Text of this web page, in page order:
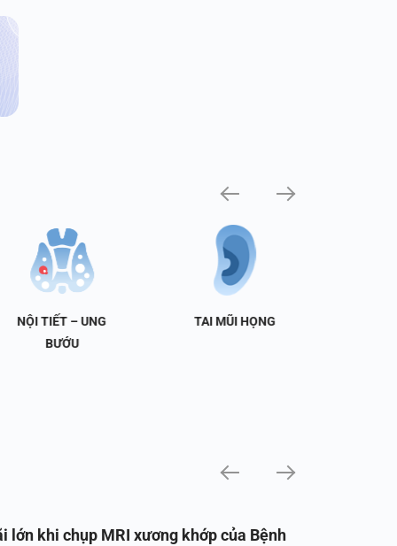
NỘI TIẾT – UNG
BƯỚU
TAI MŨI HỌNG
lớn khi chụp MRI xương khớp của Bệnh